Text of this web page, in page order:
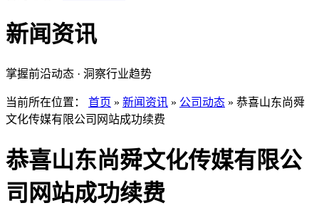
新闻资讯
掌握前沿动态 · 洞察行业趋势
当前所在位置： 首页 » 新闻资讯 » 公司动态 » 恭喜山东尚舜
文化传媒有限公司网站成功续费
恭喜山东尚舜文化传媒有限公
司网站成功续费